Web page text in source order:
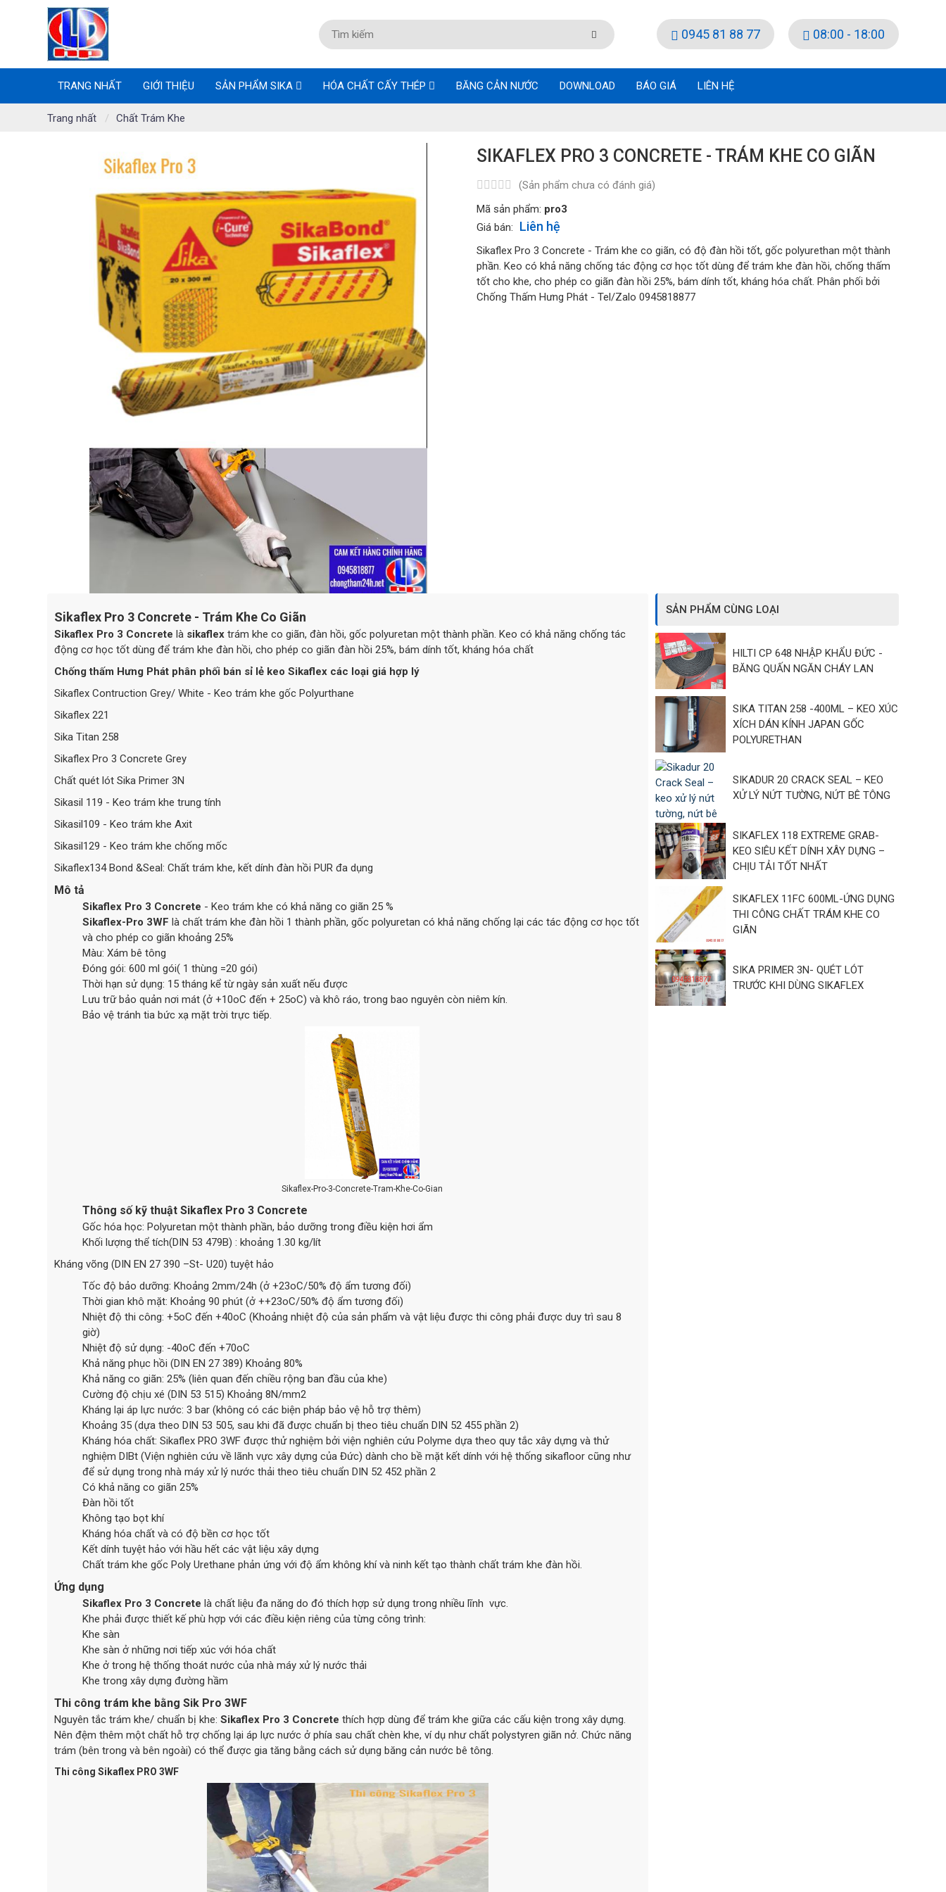
0945 81 88 77 08:00 - 18:00
TRANG NHẤT GIỚI THIỆU SẢN PHẨM SIKA HÓA CHẤT CẤY THÉP BĂNG CẢN NƯỚC DOWNLOAD BÁO GIÁ LIÊN HỆ
Trang nhất Chất Trám Khe
SIKAFLEX PRO 3 CONCRETE - TRÁM KHE CO GIÃN
(Sản phẩm chưa có đánh giá)
Mã sản phẩm: pro3
Giá bán:
Liên hệ
Sikaflex Pro 3 Concrete - Trám khe co giãn, có độ đàn hồi tốt, gốc polyurethan một thành
phần. Keo có khả năng chống tác động cơ học tốt dùng để trám khe đàn hồi, chống thấm
tốt cho khe, cho phép co giãn đàn hồi 25%, bám dính tốt, kháng hóa chất. Phân phối bởi
Chống Thấm Hưng Phát - Tel/Zalo 0945818877
Sikaflex Pro 3 Concrete - Trám Khe Co Giãn
Sikaflex Pro 3 Concrete là sikaflex trám khe co giãn, đàn hồi, gốc polyuretan một thành phần. Keo có khả năng chống tác
động cơ học tốt dùng để trám khe đàn hồi, cho phép co giãn đàn hồi 25%, bám dính tốt, kháng hóa chất
Chống thấm Hưng Phát phân phối bán sỉ lẻ keo Sikaflex các loại giá hợp lý
Sikaflex Contruction Grey/ White - Keo trám khe gốc Polyurthane
Sikaflex 221
Sika Titan 258
Sikaflex Pro 3 Concrete Grey
Chất quét lót Sika Primer 3N
Sikasil 119 - Keo trám khe trung tính
Sikasil109 - Keo trám khe Axit
Sikasil129 - Keo trám khe chống mốc
Sikaflex134 Bond &Seal: Chất trám khe, kết dính đàn hồi PUR đa dụng
Mô tả
Sikaflex Pro 3 Concrete - Keo trám khe có khả năng co giãn 25 %
Sikaflex-Pro 3WF là chất trám khe đàn hồi 1 thành phần, gốc polyuretan có khả năng chống lại các tác động cơ học tốt
và cho phép co giãn khoảng 25%
Màu: Xám bê tông
Đóng gói: 600 ml gói( 1 thùng =20 gói)
Thời hạn sử dụng: 15 tháng kể từ ngày sản xuất nếu được
Lưu trữ bảo quản nơi mát (ở +10oC đến + 25oC) và khô ráo, trong bao nguyên còn niêm kín.
Bảo vệ tránh tia bức xạ mặt trời trực tiếp.
Sikaflex-Pro-3-Concrete-Tram-Khe-Co-Gian
Thông số kỹ thuật Sikaflex Pro 3 Concrete
Gốc hóa học: Polyuretan một thành phần, bảo dưỡng trong điều kiện hơi ẩm
Khối lượng thể tích(DIN 53 479B) : khoảng 1.30 kg/lít
Kháng võng (DIN EN 27 390 –St- U20) tuyệt hảo
Tốc độ bảo dưỡng: Khoảng 2mm/24h (ở +23oC/50% độ ẩm tương đối)
Thời gian khô mặt: Khoảng 90 phút (ở ++23oC/50% độ ẩm tương đối)
Nhiệt độ thi công: +5oC đến +40oC (Khoảng nhiệt độ của sản phẩm và vật liệu được thi công phải được duy trì sau 8
giờ)
Nhiệt độ sử dụng: -40oC đến +70oC
Khả năng phục hồi (DIN EN 27 389) Khoảng 80%
Khả năng co giãn: 25% (liên quan đến chiều rộng ban đầu của khe)
Cường độ chịu xé (DIN 53 515) Khoảng 8N/mm2
Kháng lại áp lực nước: 3 bar (không có các biện pháp bảo vệ hỗ trợ thêm)
Khoảng 35 (dựa theo DIN 53 505, sau khi đã được chuẩn bị theo tiêu chuẩn DIN 52 455 phần 2)
Kháng hóa chất: Sikaflex PRO 3WF được thử nghiệm bởi viện nghiên cứu Polyme dựa theo quy tắc xây dựng và thử
nghiệm DIBt (Viện nghiên cứu về lãnh vực xây dựng của Đức) dành cho bề mặt kết dính với hệ thống sikafloor cũng như
để sử dụng trong nhà máy xử lý nước thải theo tiêu chuẩn DIN 52 452 phần 2
Có khả năng co giãn 25%
Đàn hồi tốt
Không tạo bọt khí
Kháng hóa chất và có độ bền cơ học tốt
Kết dính tuyệt hảo với hầu hết các vật liệu xây dựng
Chất trám khe gốc Poly Urethane phản ứng với độ ẩm không khí và ninh kết tạo thành chất trám khe đàn hồi.
Ứng dụng
Sikaflex Pro 3 Concrete là chất liệu đa năng do đó thích hợp sử dụng trong nhiều lĩnh vực.
Khe phải được thiết kế phù hợp với các điều kiện riêng của từng công trình:
Khe sàn
Khe sàn ở những nơi tiếp xúc với hóa chất
Khe ở trong hệ thống thoát nước của nhà máy xử lý nước thải
Khe trong xây dựng đường hầm
Thi công trám khe bằng Sik Pro 3WF
Nguyên tắc trám khe/ chuẩn bị khe: Sikaflex Pro 3 Concrete thích hợp dùng để trám khe giữa các cấu kiện trong xây dựng.
Nên đệm thêm một chất hỗ trợ chống lại áp lực nước ở phía sau chất chèn khe, ví dụ như chất polystyren giãn nở. Chức năng
trám (bên trong và bên ngoài) có thể được gia tăng bằng cách sử dụng băng cản nước bê tông.
Thi công Sikaflex PRO 3WF
SẢN PHẨM CÙNG LOẠI
HILTI CP 648 NHẬP KHẨU ĐỨC -
BĂNG QUẤN NGĂN CHÁY LAN
SIKA TITAN 258 -400ML – KEO XÚC
XÍCH DÁN KÍNH JAPAN GỐC
POLYURETHAN
SIKADUR 20 CRACK SEAL – KEO
XỬ LÝ NỨT TƯỜNG, NỨT BÊ TÔNG
SIKAFLEX 118 EXTREME GRAB-
KEO SIÊU KẾT DÍNH XÂY DỰNG –
CHỊU TẢI TỐT NHẤT
SIKAFLEX 11FC 600ML-ỨNG DỤNG
THI CÔNG CHẤT TRÁM KHE CO
GIÃN
SIKA PRIMER 3N- QUÉT LÓT
TRƯỚC KHI DÙNG SIKAFLEX